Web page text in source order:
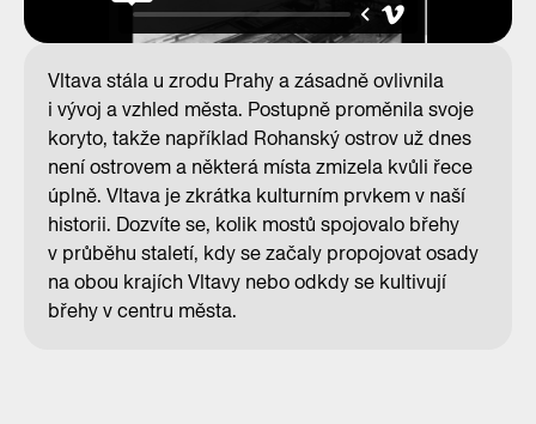
Vltava stála u zrodu Prahy a zásadně ovlivnila
i vývoj a vzhled města. Postupně proměnila svoje
koryto, takže například Rohanský ostrov už dnes
není ostrovem a některá místa zmizela kvůli řece
úplně. Vltava je zkrátka kulturním prvkem v naší
historii. Dozvíte se, kolik mostů spojovalo břehy
v průběhu staletí, kdy se začaly propojovat osady
na obou krajích Vltavy nebo odkdy se kultivují
břehy v centru města.